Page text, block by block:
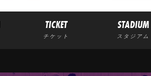
TICKET
チケット
STADIUM
スタジアム